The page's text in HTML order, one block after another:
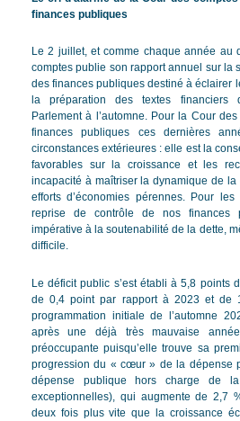
finances publiques
Le 2 juillet, et comme chaque année au
comptes publie son rapport annuel sur la
des finances publiques destiné à éclairer
la préparation des textes financiers
Parlement à l’automne. Pour la Cour
finances publiques ces dernières
circonstances extérieures : elle est la
favorables sur la croissance et les
incapacité à maîtriser la dynamique de
efforts d’économies pérennes. Pour
reprise de contrôle de nos finances
impérative à la soutenabilité de la dette,
difficile.
Le déficit public s’est établi à 5,8 points
de 0,4 point par rapport à 2023 et de
programmation initiale de l’automne
après une déjà très mauvaise
préoccupante puisqu’elle trouve sa
progression du « cœur » de la dépense
dépense publique hors charge de
exceptionnelles), qui augmente de 2,7
deux fois plus vite que la croissance